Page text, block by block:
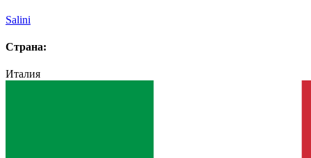
Salini
Страна:
Италия